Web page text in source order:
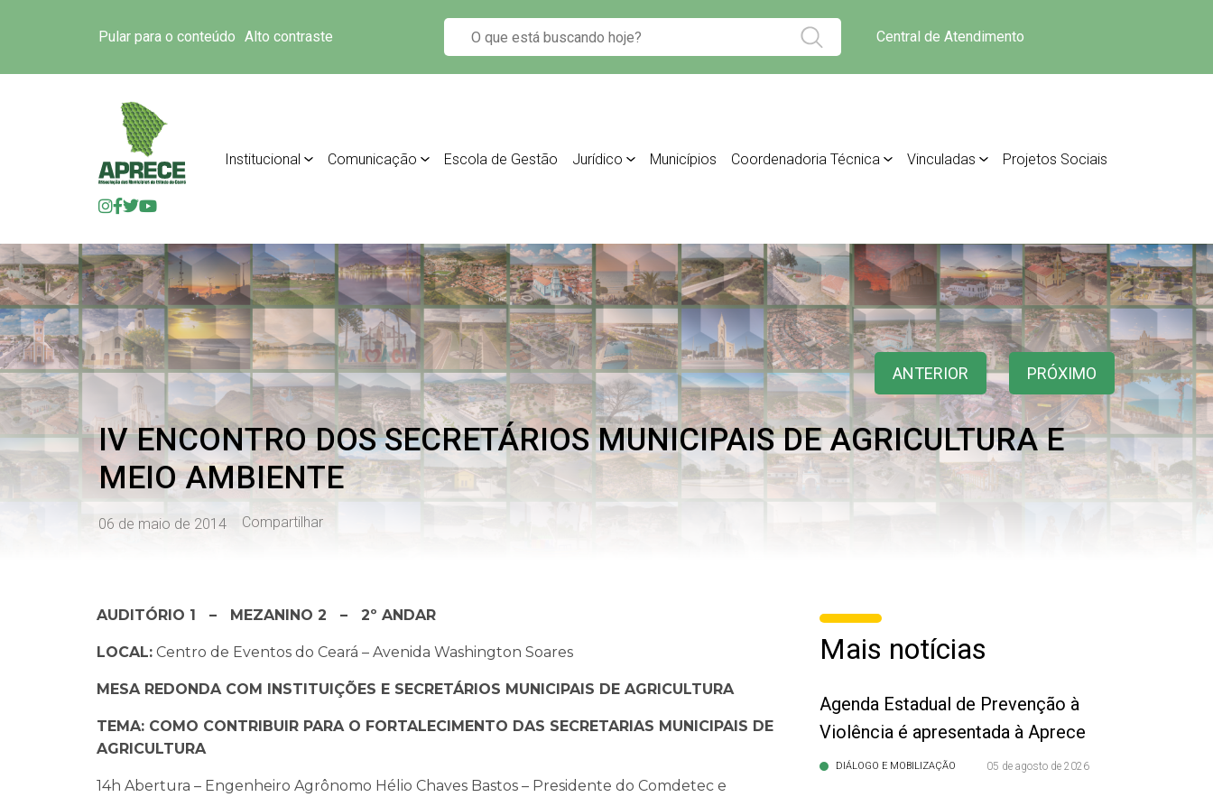
Pular para o conteúdo Alto contraste Central de Atendimento
Institucional Comunicação Escola de Gestão Jurídico Municípios Coordenadoria Técnica Vinculadas Projetos Sociais
ANTERIOR PRÓXIMO
IV ENCONTRO DOS SECRETÁRIOS MUNICIPAIS DE AGRICULTURA E
MEIO AMBIENTE
06 de maio de 2014 Compartilhar
AUDITÓRIO 1 – MEZANINO 2 – 2º ANDAR
LOCAL: Centro de Eventos do Ceará – Avenida Washington Soares
MESA REDONDA COM INSTITUIÇÕES E SECRETÁRIOS MUNICIPAIS DE AGRICULTURA
TEMA: COMO CONTRIBUIR PARA O FORTALECIMENTO DAS SECRETARIAS MUNICIPAIS DE
AGRICULTURA
14h Abertura – Engenheiro Agrônomo Hélio Chaves Bastos – Presidente do Comdetec e
Mais notícias
Agenda Estadual de Prevenção à
Violência é apresentada à Aprece
DIÁLOGO E MOBILIZAÇÃO 05 de agosto de 2026